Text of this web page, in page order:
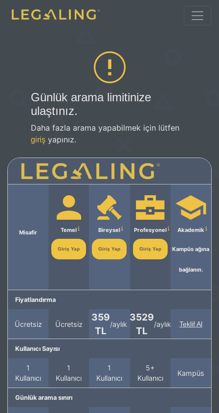
Günlük arama limitinize
ulaştınız.
Daha fazla arama yapabilmek için lütfen
giriş yapınız.
Misafir Temel
Giriş Yap
Bireysel
Giriş Yap
Profesyonel
Giriş Yap
Akademik
Kampüs ağına
bağlanın.
Fiyatlandırma
Ücretsiz Ücretsiz
359
TL
/aylık
3529
TL
/aylık Teklif Al
Kullanıcı Sayısı
1
Kullanıcı
1
Kullanıcı
1
Kullanıcı
5+
Kullanıcı
Kampüs
Günlük arama sınırı